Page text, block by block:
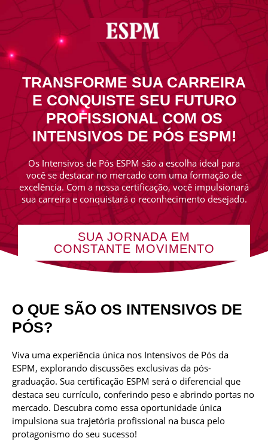
TRANSFORME SUA CARREIRA
E CONQUISTE SEU FUTURO
PROFISSIONAL COM OS
INTENSIVOS DE PÓS ESPM!
Os Intensivos de Pós ESPM são a escolha ideal para
você se destacar no mercado com uma formação de
excelência. Com a nossa certificação, você impulsionará
sua carreira e conquistará o reconhecimento desejado.
SUA JORNADA EM
CONSTANTE MOVIMENTO
O QUE SÃO OS INTENSIVOS DE
PÓS?
Viva uma experiência única nos Intensivos de Pós da
ESPM, explorando discussões exclusivas da pós-
graduação. Sua certificação ESPM será o diferencial que
destaca seu currículo, conferindo peso e abrindo portas no
mercado. Descubra como essa oportunidade única
impulsiona sua trajetória profissional na busca pelo
protagonismo do seu sucesso!